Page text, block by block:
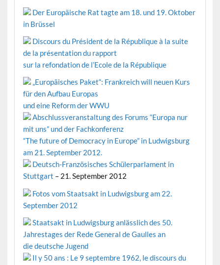
Der Europäische Rat tagte am 18. und 19. Oktober
in Brüssel
Discours du Président de la République à la suite
de la présentation du rapport
sur la refondation de l’Ecole de la République
„Europäisches Paket“: Frankreich will neuen Kurs
für den Aufbau Europas
und eine Reform der WWU
Abschlussveranstaltung des Forums “Europa nur
mit uns” und der Fachkonferenz
“The future of Democracy in Europe” in Ludwigsburg
am 21. September 2012.
Deutsch-Französisches Schülerparlament in
Stuttgart – 21. September 2012
Fotos vom Staatsakt in Ludwigsburg am 22.
September 2012
Staatsakt in Ludwigsburg anlässlich des 50.
Jahrestages der Rede General de Gaulles an
die deutsche Jugend
Il y 50 ans : Le 9 septembre 1962, le discours du